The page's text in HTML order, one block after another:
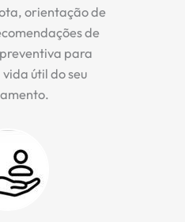
orientação de
de
para
útil do seu